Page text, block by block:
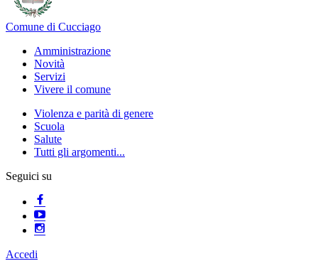
Comune di Cucciago
Amministrazione
Novità
Servizi
Vivere il comune
Violenza e parità di genere
Scuola
Salute
Tutti gli argomenti...
Seguici su
Accedi